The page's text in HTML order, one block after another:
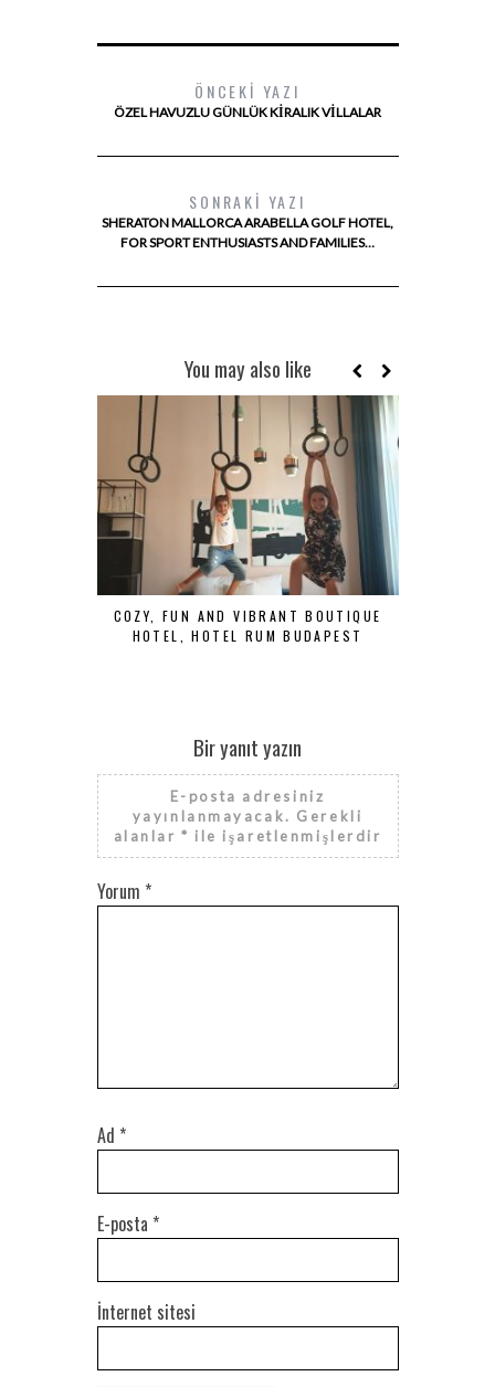
ÖNCEKI YAZI
ÖZEL HAVUZLU GÜNLÜK KIRALIK VILLALAR
SONRAKI YAZI
SHERATON MALLORCA ARABELLA GOLF HOTEL,
FOR SPORT ENTHUSIASTS AND FAMILIES…
You may also like
COZY, FUN AND VIBRANT BOUTIQUE
HOTEL, HOTEL RUM BUDAPEST
Bir yanıt yazın
E-posta adresiniz
yayınlanmayacak. Gerekli
alanlar* ile işaretlenmişlerdir
Yorum *
Ad *
E-posta *
İnternet sitesi